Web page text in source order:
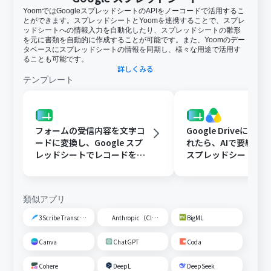
YoomではGoogleスプレッドシートのAPIをノーコードで活用するこ
とができます。スプレッドシートとYoomを連携することで、スプレ
ッドシートへの情報入力を自動化したり、スプレッドシートの雛形
を元に書類を自動的に作成することが可能です。また、Yoomのデー
タベースにスプレッドシートの情報を同期し、様々な用途で活用す
ることも可能です。
詳しくみる
テンプレート
フォームの受信内容を文字コ
ードに変換し、Google スプ
レッドシートでレコードを追
Google Driveに文書
れたら、AIで要約し
スプレッドシートの
類似アプリ
3Scribe Transcription Anthropic（Claude） BigML
Canva ChatGPT Coda
Cohere DeepL DeepSeek